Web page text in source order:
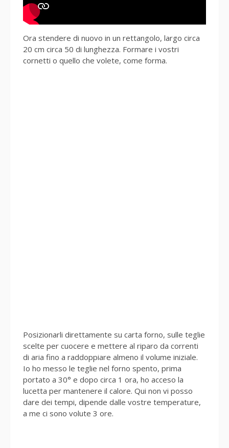
Ora stendere di nuovo in un rettangolo, largo circa
20 cm circa 50 di lunghezza. Formare i vostri
cornetti o quello che volete, come forma.
Posizionarli direttamente su carta forno, sulle teglie
scelte per cuocere e mettere al riparo da correnti
di aria fino a raddoppiare almeno il volume iniziale.
Io ho messo le teglie nel forno spento, prima
portato a 30° e dopo circa 1 ora, ho acceso la
lucetta per mantenere il calore. Qui non vi posso
dare dei tempi, dipende dalle vostre temperature,
a me ci sono volute 3 ore.